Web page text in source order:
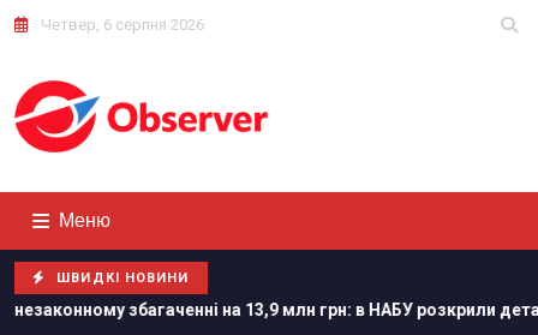
Четвер, 6 серпня 2026
Меню
ШВИДКІ НОВИНИ
деталі Колумбійські наркокартелі